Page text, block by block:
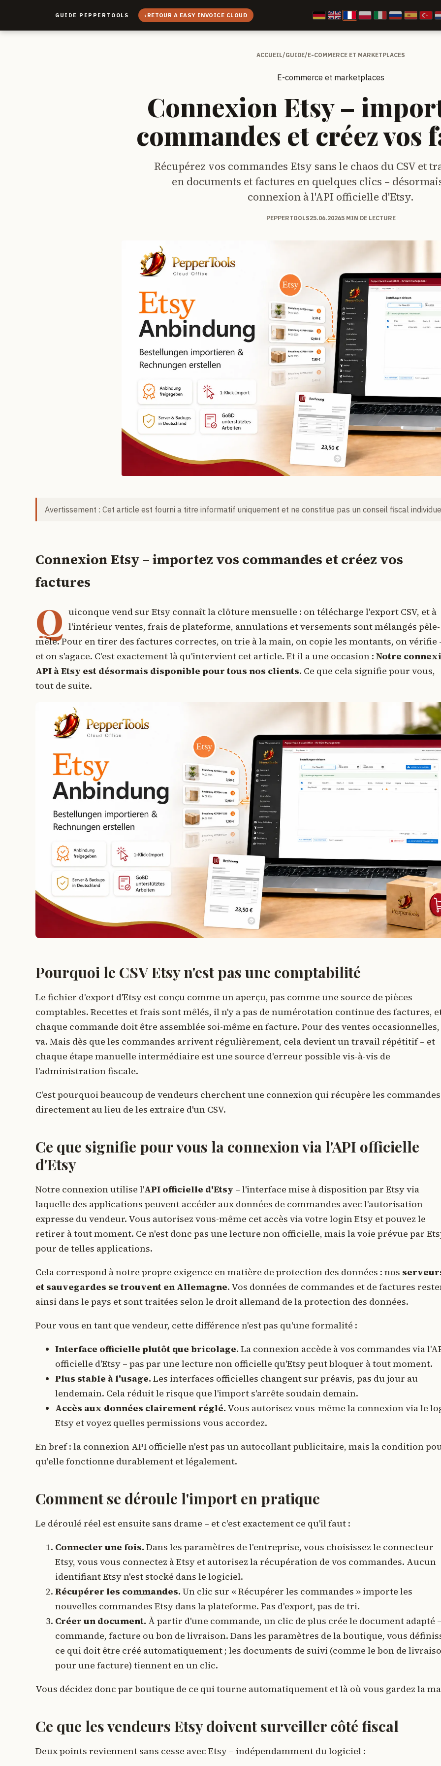
GUIDE PEPPERTOOLS ‹ RETOUR A EASY INVOICE CLOUD
ACCUEIL/GUIDE/E-COMMERCE ET MARKETPLACES
E-commerce et marketplaces
Connexion Etsy –
commandes et créez vos
Récupérez vos commandes Etsy sans le chaos du CSV et
en documents et factures en quelques clics –
connexion à l'API officielle d'Etsy.
PEPPERTOOLS25.06.20265 MIN DE LECTURE
Avertissement : Cet article est fourni a titre informatif uniquement et ne constitue pas un conseil fiscal
Connexion Etsy – importez vos commandes et créez vos
factures
Q uiconque vend sur Etsy connaît la clôture mensuelle : on télécharge l'export CSV, et à
l'intérieur ventes, frais de plateforme, annulations et versements sont mélangés pêle-
mêle. Pour en tirer des factures correctes, on trie à la main, on copie les montants, on vérifie
et on s'agace. C'est exactement là qu'intervient cet article. Et il a une occasion : Notre
API à Etsy est désormais disponible pour tous nos clients. Ce que cela signifie pour vous,
tout de suite.
Pourquoi le CSV Etsy n'est pas une comptabilité
Le fichier d'export d'Etsy est conçu comme un aperçu, pas comme une source de pièces
comptables. Recettes et frais sont mêlés, il n'y a pas de numérotation continue des factures,
chaque commande doit être assemblée soi-même en facture. Pour des ventes occasionnelles,
va. Mais dès que les commandes arrivent régulièrement, cela devient un travail répétitif – et
chaque étape manuelle intermédiaire est une source d'erreur possible vis-à-vis de
l'administration fiscale.
C'est pourquoi beaucoup de vendeurs cherchent une connexion qui récupère les commandes
directement au lieu de les extraire d'un CSV.
Ce que signifie pour vous la connexion via l'API officielle
d'Etsy
Notre connexion utilise l'API officielle d'Etsy – l'interface mise à disposition par Etsy via
laquelle des applications peuvent accéder aux données de commandes avec l'autorisation
expresse du vendeur. Vous autorisez vous-même cet accès via votre login Etsy et pouvez le
retirer à tout moment. Ce n'est donc pas une lecture non officielle, mais la voie prévue par
pour de telles applications.
Cela correspond à notre propre exigence en matière de protection des données : nos
et sauvegardes se trouvent en Allemagne. Vos données de commandes et de factures
ainsi dans le pays et sont traitées selon le droit allemand de la protection des données.
Pour vous en tant que vendeur, cette différence n'est pas qu'une formalité :
Interface officielle plutôt que bricolage. La connexion accède à vos commandes via
officielle d'Etsy – pas par une lecture non officielle qu'Etsy peut bloquer à tout moment.
Plus stable à l'usage. Les interfaces officielles changent sur préavis, pas du jour au
lendemain. Cela réduit le risque que l'import s'arrête soudain demain.
Accès aux données clairement réglé. Vous autorisez vous-même la connexion via le
Etsy et voyez quelles permissions vous accordez.
En bref : la connexion API officielle n'est pas un autocollant publicitaire, mais la condition
qu'elle fonctionne durablement et légalement.
Comment se déroule l'import en pratique
Le déroulé réel est ensuite sans drame – et c'est exactement ce qu'il faut :
Connecter une fois. Dans les paramètres de l'entreprise, vous choisissez le connecteur
Etsy, vous vous connectez à Etsy et autorisez la récupération de vos commandes. Aucun
identifiant Etsy n'est stocké dans le logiciel.
Récupérer les commandes. Un clic sur « Récupérer les commandes » importe les
nouvelles commandes Etsy dans la plateforme. Pas d'export, pas de tri.
Créer un document. À partir d'une commande, un clic de plus crée le document adapté –
commande, facture ou bon de livraison. Dans les paramètres de la boutique, vous
ce qui doit être créé automatiquement ; les documents de suivi (comme le bon de
pour une facture) tiennent en un clic.
Vous décidez donc par boutique de ce qui tourne automatiquement et là où vous gardez la
Ce que les vendeurs Etsy doivent surveiller côté fiscal
Deux points reviennent sans cesse avec Etsy – indépendamment du logiciel :